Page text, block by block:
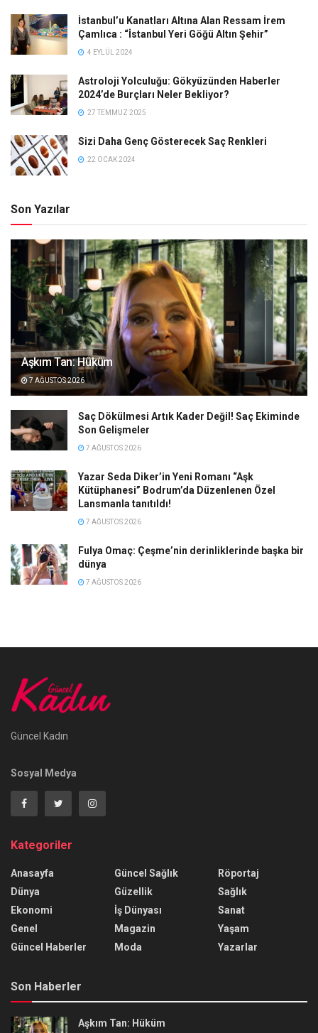
İstanbul’u Kanatları Altına Alan Ressam İrem
Çamlıca : “İstanbul Yeri Göğü Altın Şehir”
4 EYLÜL 2024
Astroloji Yolculuğu: Gökyüzünden Haberler
2024’de Burçları Neler Bekliyor?
27 TEMMUZ 2025
Sizi Daha Genç Gösterecek Saç Renkleri
22 OCAK 2024
Son Yazılar
Aşkım Tan: Hüküm
7 AĞUSTOS 2026
Saç Dökülmesi Artık Kader Değil! Saç Ekiminde
Son Gelişmeler
7 AĞUSTOS 2026
Yazar Seda Diker’in Yeni Romanı “Aşk
Kütüphanesi” Bodrum’da Düzenlenen Özel
Lansmanla tanıtıldı!
7 AĞUSTOS 2026
Fulya Omaç: Çeşme’nin derinliklerinde başka bir
dünya
7 AĞUSTOS 2026
Güncel Kadın
Sosyal Medya
Kategoriler
Anasayfa
Dünya
Ekonomi
Genel
Güncel Haberler
Güncel Sağlık
Güzellik
İş Dünyası
Magazin
Moda
Röportaj
Sağlık
Sanat
Yaşam
Yazarlar
Son Haberler
Aşkım Tan: Hüküm